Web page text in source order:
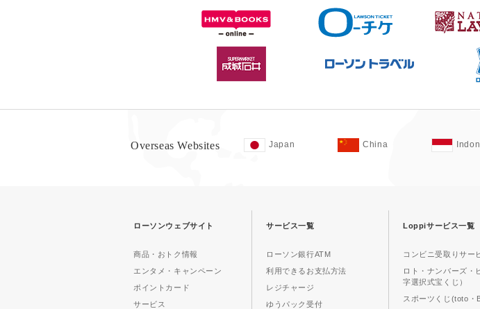
Overseas Websites Japan China
ローソンウェブサイト
商品・おトク情報
エンタメ・キャンペーン
ポイントカード
サービス
サービス一覧
ローソン銀行ATM
利用できるお支払方法
レジチャージ
ゆうパック受付
Loppiサービス一覧
コンビニ受取りサー
ロト・ナンバーズ・
字選択式宝くじ）
スポーツくじ(toto・